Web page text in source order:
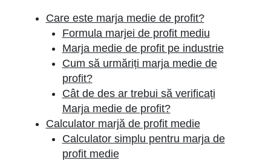
Care este marja medie de profit?
Formula marjei de profit mediu
Marja medie de profit pe industrie
Cum să urmăriți marja medie de
profit?
Cât de des ar trebui să verificați
Marja medie de profit?
Calculator marjă de profit medie
Calculator simplu pentru marja de
profit medie